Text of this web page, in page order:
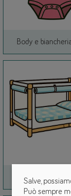
Body e
Culle da
Salve,
Può sempre